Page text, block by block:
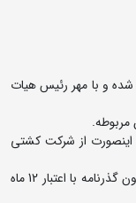
شده و با مهر رئیس هیات
اینصورت از شرکت کشتی
*تذکر: هیات های استانی از معرفی کشتی گیران بدون گذرنامه با اعتبار 12 ماه